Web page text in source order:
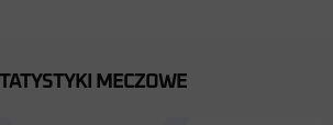
MECZOWE